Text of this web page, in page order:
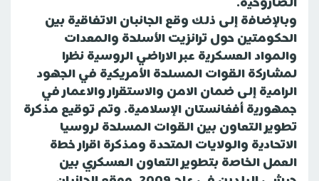
وبالإضافة إلى ذلك وقع الجانبان الاتفاقية بين
الحكومتين حول ترانزيت الأسلحة والمعدات
والمواد العسكرية عبر الاراضي الروسية نظرا
لمشاركة القوات المسلحة الأمريكية في الجهود
الرامية إلى ضمان الامن والاستقرار والاعمار في
جمهورية أفغانستان الإسلامية. وتم توقيع مذكرة
تطوير التعاون بين القوات المسلحة لروسيا
الاتحادية والولايات المتحدة ومذكرة اقرار خطة
العمل الخاصة بتطوير التعاون العسكري بين